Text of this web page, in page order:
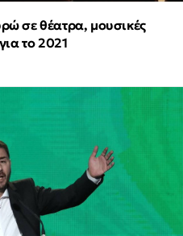
σε θέατρα, μουσικές
το 2021